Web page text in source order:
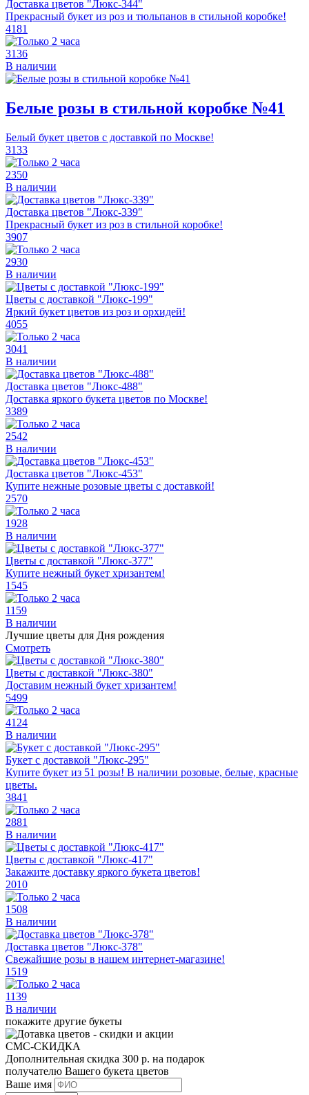
Доставка цветов "Люкс-344"
Прекрасный букет из роз и тюльпанов в стильной коробке!
4181
3136
В наличии
Белые розы в стильной коробке №41
Белый букет цветов с доставкой по Москве!
3133
2350
В наличии
Доставка цветов "Люкс-339"
Прекрасный букет из роз в стильной коробке!
3907
2930
В наличии
Цветы с доставкой "Люкс-199"
Яркий букет цветов из роз и орхидей!
4055
3041
В наличии
Доставка цветов "Люкс-488"
Доставка яркого букета цветов по Москве!
3389
2542
В наличии
Доставка цветов "Люкс-453"
Купите нежные розовые цветы с доставкой!
2570
1928
В наличии
Цветы с доставкой "Люкс-377"
Купите нежный букет хризантем!
1545
1159
В наличии
Лучшие цветы для Дня рождения
Смотреть
Цветы с доставкой "Люкс-380"
Доставим нежный букет хризантем!
5499
4124
В наличии
Букет с доставкой "Люкс-295"
Купите букет из 51 розы! В наличии розовые, белые, красные
цветы.
3841
2881
В наличии
Цветы с доставкой "Люкс-417"
Закажите доставку яркого букета цветов!
2010
1508
В наличии
Доставка цветов "Люкс-378"
Свежайшие розы в нашем интернет-магазине!
1519
1139
В наличии
покажите другие букеты
СМС-СКИДКА
Дополнительная скидка 300 р. на подарок
получателю Вашего букета цветов
Ваше имя